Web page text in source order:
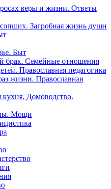
веры и жизни. Ответы
Загробная жизнь души
Быт
брак. Семейные отношения
Православная педагогика
жизни. Православная
кухня. Домоводство.
Мощи